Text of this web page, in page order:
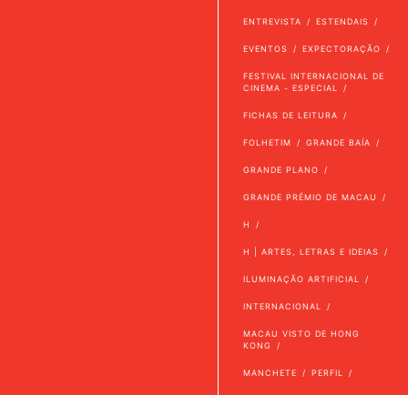
ENTREVISTA ESTENDAIS
EVENTOS EXPECTORAÇÃO
FESTIVAL INTERNACIONAL DE
CINEMA - ESPECIAL
FICHAS DE LEITURA
FOLHETIM GRANDE BAÍA
GRANDE PLANO
GRANDE PRÉMIO DE MACAU
H
H | ARTES, LETRAS E IDEIAS
ILUMINAÇÃO ARTIFICIAL
INTERNACIONAL
MACAU VISTO DE HONG
KONG
MANCHETE PERFIL